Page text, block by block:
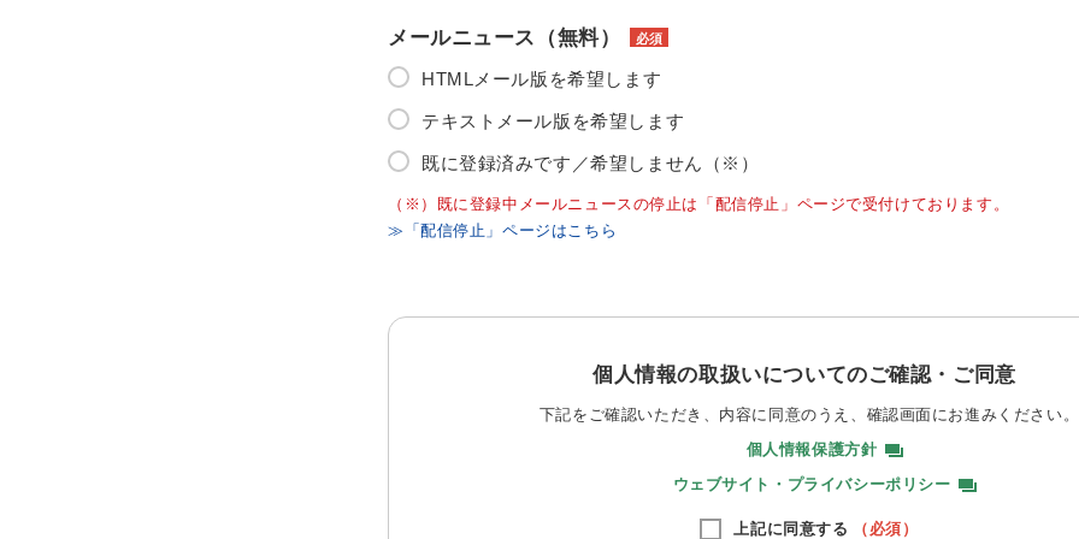
メールニュース（無料） 必須
HTMLメール版を希望します
テキストメール版を希望します
既に登録済みです／希望しません（※）
（※）既に登録中メールニュースの停止は「配信停止」ページで受付けております。
≫「配信停止」ページはこちら
個人情報の取扱いについてのご確認・ご同意
下記をご確認いただき、内容に同意のうえ、 確認画面にお進みください。
個人情報保護方針
ウェブサイト・プライバシーポリシー
上記に同意する （必須）